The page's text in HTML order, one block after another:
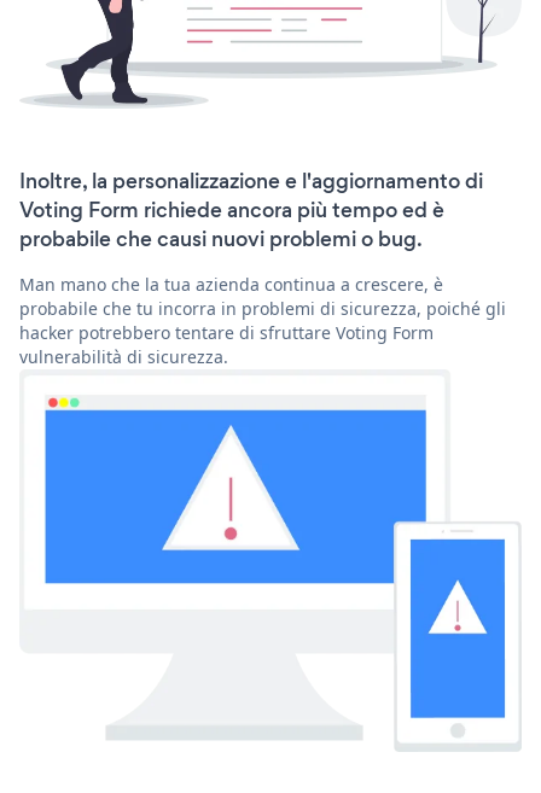
Inoltre, la personalizzazione e l'aggiornamento di
Voting Form richiede ancora più tempo ed è
probabile che causi nuovi problemi o bug.
Man mano che la tua azienda continua a crescere, è
probabile che tu incorra in problemi di sicurezza, poiché gli
hacker potrebbero tentare di sfruttare Voting Form
vulnerabilità di sicurezza.